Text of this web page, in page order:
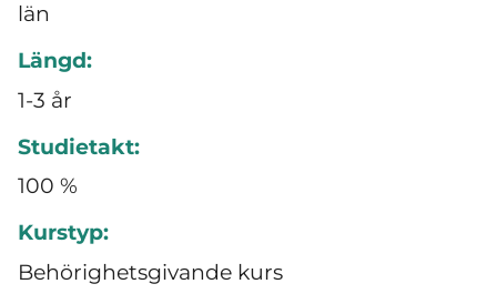
län
Längd:
1-3 år
Studietakt:
100 %
Kurstyp:
Behörighetsgivande kurs